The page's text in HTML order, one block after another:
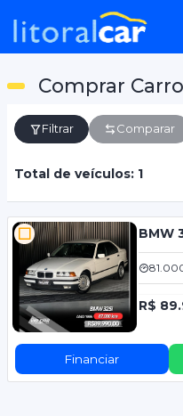
Comprar
Filtrar Comparar
Total de veículos: 1
BMW
R$
Financiar